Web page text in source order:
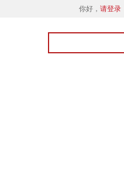
你好， 请登录